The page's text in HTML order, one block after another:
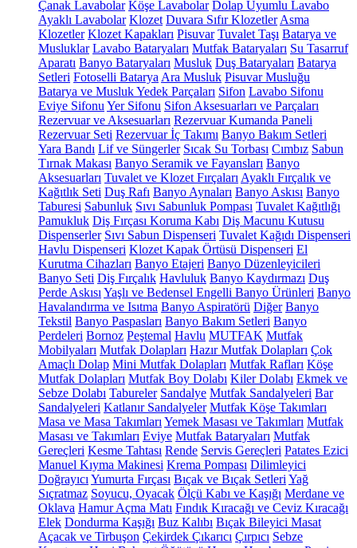
Çanak Lavabolar Köşe Lavabolar Dolap Uyumlu Lavabo
Ayaklı Lavabolar Klozet Duvara Sıfır Klozetler Asma
Klozetler Klozet Kapakları Pisuvar Tuvalet Taşı Batarya ve
Musluklar Lavabo Bataryaları Mutfak Bataryaları Su Tasarruf
Aparatı Banyo Bataryaları Musluk Duş Bataryaları Batarya
Setleri Fotoselli Batarya Ara Musluk Pisuvar Musluğu
Batarya ve Musluk Yedek Parçaları Sifon Lavabo Sifonu
Eviye Sifonu Yer Sifonu Sifon Aksesuarları ve Parçaları
Rezervuar ve Aksesuarları Rezervuar Kumanda Paneli
Rezervuar Seti Rezervuar İç Takımı Banyo Bakım Setleri
Yara Bandı Lif ve Süngerler Sıcak Su Torbası Cımbız Sabun
Tırnak Makası Banyo Seramik ve Fayansları Banyo
Aksesuarları Tuvalet ve Klozet Fırçaları Ayaklı Fırçalık ve
Kağıtlık Seti Duş Rafı Banyo Aynaları Banyo Askısı Banyo
Taburesi Sabunluk Sıvı Sabunluk Pompası Tuvalet Kağıtlığı
Pamukluk Diş Fırçası Koruma Kabı Diş Macunu Kutusu
Dispenserler Sıvı Sabun Dispenseri Tuvalet Kağıdı Dispenseri
Havlu Dispenseri Klozet Kapak Örtüsü Dispenseri El
Kurutma Cihazları Banyo Etajeri Banyo Düzenleyicileri
Banyo Seti Diş Fırçalık Havluluk Banyo Kaydırmazı Duş
Perde Askısı Yaşlı ve Bedensel Engelli Banyo Ürünleri Banyo
Havalandırma ve Isıtma Banyo Aspiratörü Diğer Banyo
Tekstil Banyo Paspasları Banyo Bakım Setleri Banyo
Perdeleri Bornoz Peştemal Havlu MUTFAK Mutfak
Mobilyaları Mutfak Dolapları Hazır Mutfak Dolapları Çok
Amaçlı Dolap Mini Mutfak Dolapları Mutfak Rafları Köşe
Mutfak Dolapları Mutfak Boy Dolabı Kiler Dolabı Ekmek ve
Sebze Dolabı Tabureler Sandalye Mutfak Sandalyeleri Bar
Sandalyeleri Katlanır Sandalyeler Mutfak Köşe Takımları
Masa ve Masa Takımları Yemek Masası ve Takımları Mutfak
Masası ve Takımları Eviye Mutfak Bataryaları Mutfak
Gereçleri Kesme Tahtası Rende Servis Gereçleri Patates Ezici
Manuel Kıyma Makinesi Krema Pompası Dilimleyici
Doğrayıcı Yumurta Fırçası Bıçak ve Bıçak Setleri Yağ
Sıçratmaz Soyucu, Oyacak Ölçü Kabı ve Kaşığı Merdane ve
Oklava Hamur Açma Matı Fındık Kıracağı ve Ceviz Kıracağı
Elek Dondurma Kaşığı Buz Kalıbı Bıçak Bileyici Masat
Açacak ve Tirbuşon Çekirdek Çıkarıcı Çırpıcı Sebze